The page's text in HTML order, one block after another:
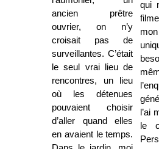
ancien prêtre
ouvrier, on n’y
croisait pas de
surveillantes. C’était
le seul vrai lieu de
rencontres, un lieu
où les détenues
pouvaient choisir
d’aller quand elles
en avaient le temps.
qui
l’ai
le